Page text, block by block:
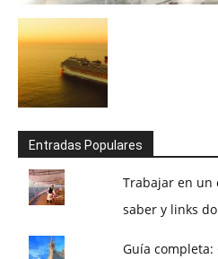
Entradas Populares
Trabajar en un
saber y links
Guía